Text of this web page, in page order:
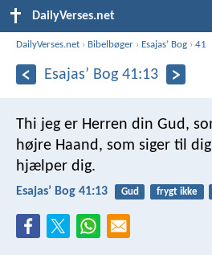
DailyVerses.net
DailyVerses.net › Bibelbøger › Esajasʼ Bog ›41
Esajasʼ Bog 41:13
Thi jeg er Herren din Gud,
højre Haand, som siger til
hjælper dig.
Esajasʼ Bog 41:13 Gud frygt ikke